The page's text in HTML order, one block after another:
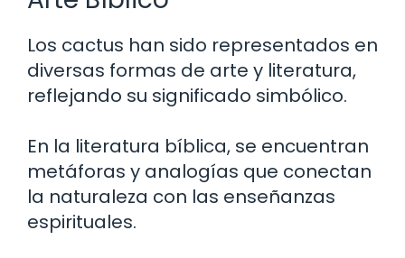
Los cactus han sido representados en
diversas formas de arte y literatura,
reflejando su significado simbólico.
En la literatura bíblica, se encuentran
metáforas y analogías que conectan
la naturaleza con las enseñanzas
espirituales.